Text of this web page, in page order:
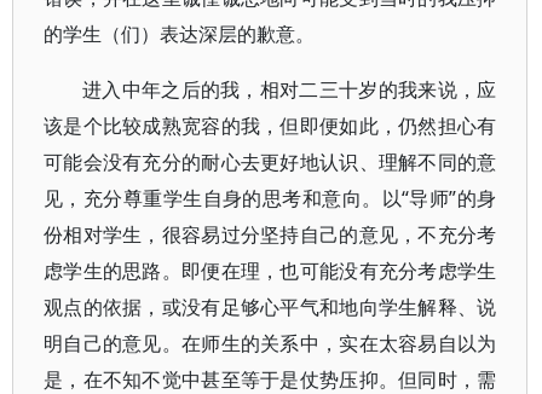
的学生（们）表达深层的歉意。
进入中年之后的我，相对二三十岁的我来说，应
该是个比较成熟宽容的我，但即便如此，仍然担心有
可能会没有充分的耐心去更好地认识、理解不同的意
见，充分尊重学生自身的思考和意向。以“导师”的身
份相对学生，很容易过分坚持自己的意见，不充分考
虑学生的思路。即便在理，也可能没有充分考虑学生
观点的依据，或没有足够心平气和地向学生解释、说
明自己的意见。在师生的关系中，实在太容易自以为
是，在不知不觉中甚至等于是仗势压抑。但同时，需